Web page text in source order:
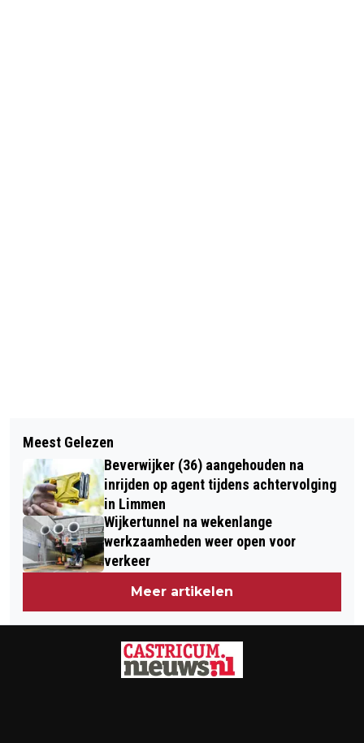
NOVA COLLEGE HAARLEM
STIMULEERT BURGERSCHAP ÉN
MAATSCHAPPELIJKE DIENSTTIJD
ONDER MBO-STUDENTEN MET DE
THEMADAG "BE THERE TOGETHER"
AZ VERLIEST THUIS VAN NEC EN
ZAKT OP RANGLIJST
Meest Gelezen
Beverwijker (36) aangehouden na
inrijden op agent tijdens achtervolging
in Limmen
Wijkertunnel na wekenlange
werkzaamheden weer open voor
verkeer
Meer artikelen